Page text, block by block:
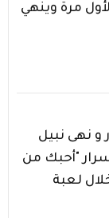
مرة وينهي
و نهى نبيل
"أحبك من
لعبة